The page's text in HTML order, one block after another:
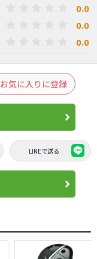
0.0
0.0
0.0
お気に入りに登録
LINEで送る